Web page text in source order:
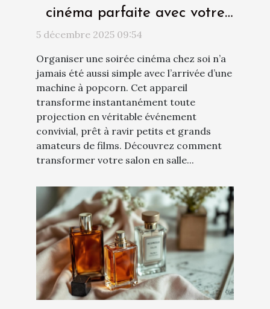
cinéma parfaite avec votre
nouvelle machine à popcorn
5 décembre 2025 09:54
Organiser une soirée cinéma chez soi n’a
jamais été aussi simple avec l’arrivée d’une
machine à popcorn. Cet appareil
transforme instantanément toute
projection en véritable événement
convivial, prêt à ravir petits et grands
amateurs de films. Découvrez comment
transformer votre salon en salle...